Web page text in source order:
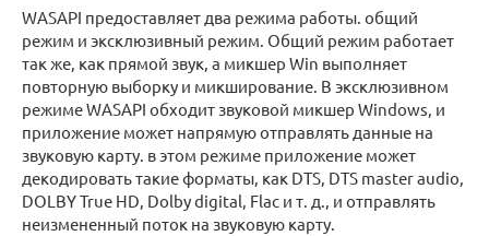
WASAPI предоставляет два режима работы. общий
режим и эксклюзивный режим. Общий режим работает
так же, как прямой звук, а микшер Win выполняет
повторную выборку и микширование. В эксклюзивном
режиме WASAPI обходит звуковой микшер Windows, и
приложение может напрямую отправлять данные на
звуковую карту. в этом режиме приложение может
декодировать такие форматы, как DTS, DTS master audio,
DOLBY True HD, Dolby digital, Flac и т. д., и отправлять
неизмененный поток на звуковую карту.